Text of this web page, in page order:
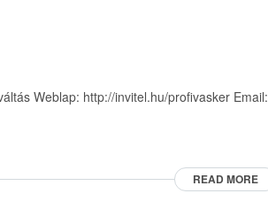
Weblap: http://invitel.hu/profivasker Email:
READ MORE